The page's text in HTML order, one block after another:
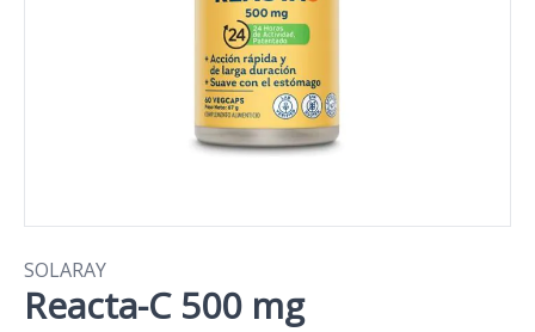
SOLARAY
Reacta-C 500 mg